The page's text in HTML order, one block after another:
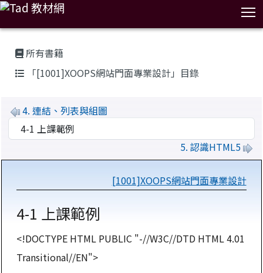
所有書籍
「[1001]XOOPS網站門面專業設計」目錄
4. 連結、列表與組圖
5. 認識HTML5
[1001]XOOPS網站門面專業設計
4-1 上課範例
<!DOCTYPE HTML PUBLIC "-//W3C//DTD HTML 4.01
Transitional//EN">